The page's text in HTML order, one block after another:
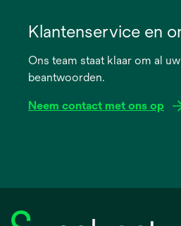
new
Klantenservice en
Ons team staat klaar om al
beantwoorden.
Neem contact met ons op